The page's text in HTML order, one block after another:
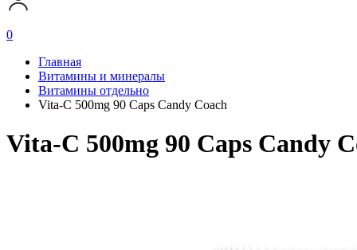
0
Главная
Витамины и минералы
Витамины отдельно
Vita-C 500mg 90 Caps Candy Coach
Vita-C 500mg 90 Caps Candy